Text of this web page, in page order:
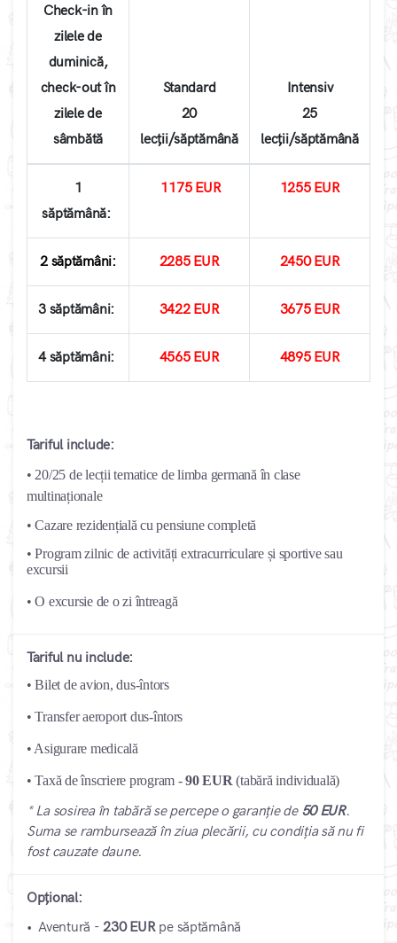
Check-in în
zilele de
duminică,
check-out în
zilele de
sâmbătă
Standard
20
lecții/săptămână
Intensiv
25
lecții/săptămână
1
săptămână:
1175 EUR 1255 EUR
2 săptămâni: 2285 EUR 2450EUR
3 săptămâni: 3422 EUR 3675 EUR
4 săptămâni: 4565 EUR 4895 EUR
Tariful include:
• 20/25 de lecții tematice de limba germană în clase
multinaționale
• Cazare rezidențială cu pensiune completă
• Program zilnic de activități extracurriculare și sportive sau
excursii
• O excursie de o zi întreagă
Tariful nu include:
• Bilet de avion, dus-întors
• Transfer aeroport dus-întors
• Asigurare medicală
• Taxă de înscriere program -90 EUR (tabără individuală)
* La sosirea în tabără se percepe o garanție de 50 EUR.
Suma se rambursează în ziua plecării, cu condiția să nu fi
fost cauzate daune.
Opțional:
• Aventură - 230 EURpe săptămână